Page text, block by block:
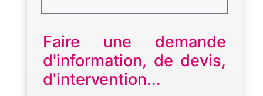
Faire une demande
d'information, de devis,
d'intervention...